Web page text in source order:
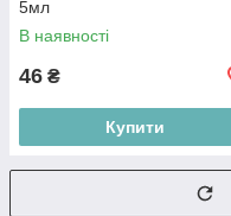
5мл
В наявності
46 ₴
Купити